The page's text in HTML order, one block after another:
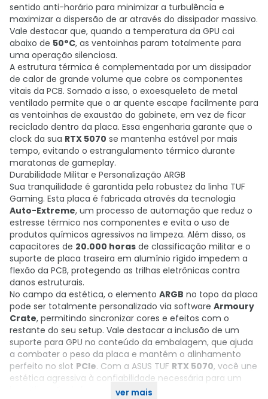
sentido anti-horário para minimizar a turbulência e
maximizar a dispersão de ar através do dissipador massivo.
Vale destacar que, quando a temperatura da GPU cai
abaixo de 50°C, as ventoinhas param totalmente para
uma operação silenciosa.
A estrutura térmica é complementada por um dissipador
de calor de grande volume que cobre os componentes
vitais da PCB. Somado a isso, o exoesqueleto de metal
ventilado permite que o ar quente escape facilmente para
as ventoinhas de exaustão do gabinete, em vez de ficar
reciclado dentro da placa. Essa engenharia garante que o
clock da sua RTX 5070 se mantenha estável por mais
tempo, evitando o estrangulamento térmico durante
maratonas de gameplay.
Durabilidade Militar e Personalização ARGB
Sua tranquilidade é garantida pela robustez da linha TUF
Gaming. Esta placa é fabricada através da tecnologia
Auto-Extreme, um processo de automação que reduz o
estresse térmico nos componentes e evita o uso de
produtos químicos agressivos na limpeza. Além disso, os
capacitores de 20.000 horas de classificação militar e o
suporte de placa traseira em alumínio rígido impedem a
flexão da PCB, protegendo as trilhas eletrônicas contra
danos estruturais.
No campo da estética, o elemento ARGB no topo da placa
pode ser totalmente personalizado via software Armoury
Crate, permitindo sincronizar cores e efeitos com o
restante do seu setup. Vale destacar a inclusão de um
suporte para GPU no conteúdo da embalagem, que ajuda
a combater o peso da placa e mantém o alinhamento
perfeito no slot PCIe. Com a ASUS TUF RTX 5070, você une
estética agressiva à confiabilidade necessária para um
investimento de longo prazo.ver mais